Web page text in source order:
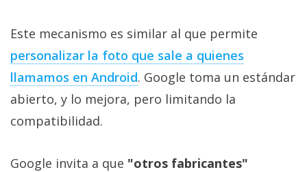
Este mecanismo es similar al que permite
personalizar la foto que sale a quienes
llamamos en Android. Google toma un estándar
abierto, y lo mejora, pero limitando la
compatibilidad.
Google invita a que "otros fabricantes"